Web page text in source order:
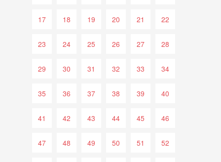
17 18 19 20 21 22
23 24 25 26 27 28
29 30 31 32 33 34
35 36 37 38 39 40
41 42 43 44 45 46
47 48 49 50 51 52